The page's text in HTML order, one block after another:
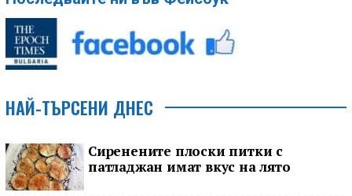
НАЙ-ТЪРСЕНИ ДНЕС
Сиренените плоски питки с
патладжан имат вкус на лято